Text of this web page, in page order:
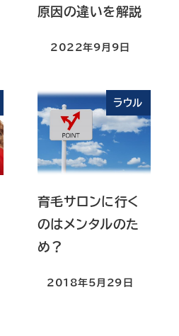
原因の違いを解説
2022年9月9日
ラウル
育毛サロンに行く
のはメンタルのた
め？
2018年5月29日